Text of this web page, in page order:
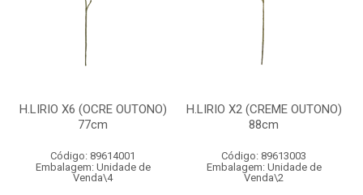
H.LIRIO X6 (OCRE OUTONO)
77cm
Código: 89614001
Embalagem: Unidade de
Venda\4
H.LIRIO X2 (CREME OUTONO)
88cm
Código: 89613003
Embalagem: Unidade de
Venda\2